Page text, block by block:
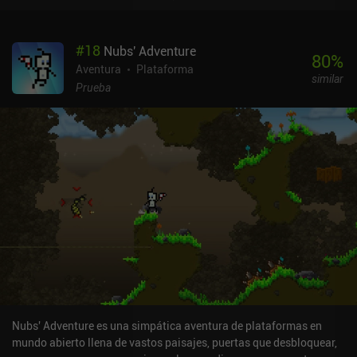
inusual ambientación y los escasos fragmentos de historia que se
revelan a través de mensajes ocultos que dan algún sentido a
nuestra aventura y preparan el escenario perfecto para un final un
anuncios ni iAP. A pesar de durar apenas una hora, el juego ofrece
una sólida experiencia de plataformas para todos los aficionados
al género.
#18 Nubs' Adventure
Aventura
Plataforma
Prueba
80%
similar
Nubs' Adventure es una simpática aventura de plataformas en
mundo abierto llena de vastos paisajes, puertas que desbloquear,